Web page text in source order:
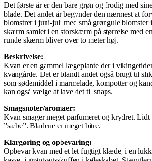
Det første år er den bare grøn og frodig med
blade. Det andet år begynder den nærmest at
blomstrer i juni-juli med små grøngule blomster
skærm samlet i en storskærm på størrelse med
runde skærm bliver over to meter høj.
Beskrivelse:
Kvan er en gammel lægeplante der i
kvangårde. Det er blandt andet også brugt til
som sødemiddel i marmelade, kompotter og
kan også vælge at lave det til snaps.
Smagsnoter/aromaer:
Kvan smager meget parfumeret og krydret. Lidt
”sæbe”. Bladene er meget bitre.
Klargøring og opbevaring:
Opbevar kvan med et let fugtigt klæde, i en